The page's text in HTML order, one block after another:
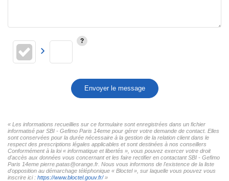
Envoyer le message
« Les informations recueillies sur ce formulaire sont enregistrées dans un fichier
informatisé par SBI - Gefimo Paris 14eme pour gérer votre demande de contact. Elles
sont conservées pour la durée nécessaire à la gestion de la relation client dans le
respect des prescriptions légales applicables et sont destinées à nos conseillers
Conformément à la loi « informatique et libertés », vous pouvez exercer votre droit
d'accès aux données vous concernant et les faire rectifier en contactant SBI - Gefimo
Paris 14eme pierre.patas@orange.fr. Nous vous informons de l'existence de la liste
d'opposition au démarchage téléphonique « Bloctel », sur laquelle vous pouvez vous
inscrire ici : https://www.bloctel.gouv.fr/»